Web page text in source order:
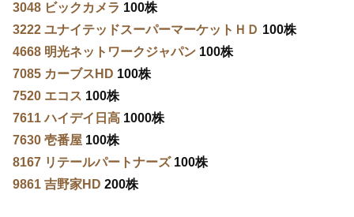
3048 ビックカメラ 100株
3222 ユナイテッドスーパーマーケットＨＤ 100株
4668 明光ネットワークジャパン 100株
7085 カーブスHD 100株
7520 エコス 100株
7611 ハイデイ日高 1000株
7630 壱番屋 100株
8167 リテールパートナーズ100株
9861 吉野家HD 200株